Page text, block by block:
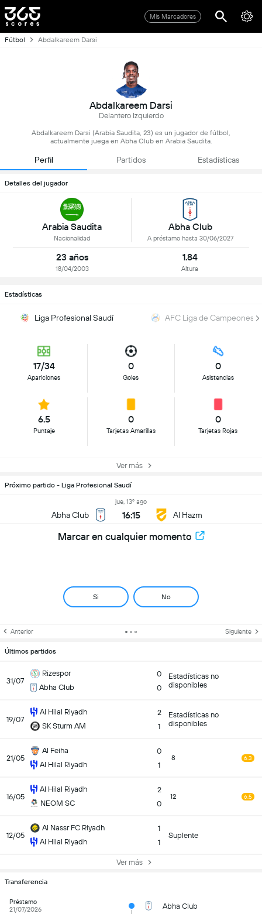
Mis Marcadores
Fútbol Abdalkareem Darsi
Abdalkareem Darsi
Delantero Izquierdo
Abdalkareem Darsi (Arabia Saudita, 23) es un jugador de fútbol,
actualmente juega en Abha Club en Arabia Saudita.
Perfil Partidos Estadísticas
Detalles del jugador
Arabia Saudita
Nacionalidad
Abha Club
A préstamo hasta 30/06/2027
23 años
18/04/2003
1.84
Altura
Estadísticas
Liga Profesional Saudí AFC Liga de Campeones
17/34
Apariciones
0
Goles
0
Asistencias
6.5
Puntaje
0
Tarjetas Amarillas
0
Tarjetas Rojas
Ver más
Próximo partido - Liga Profesional Saudí
Abha Club
jue, 13º ago
16:15 Al Hazm
Marcar en cualquier momento
Si No
Anterior Siguiente
Últimos partidos
31/07
Rizespor
Abha Club
0
0
Estadísticas no
disponibles
19/07
Al Hilal Riyadh
SK Sturm AM
2
1
Estadísticas no
disponibles
21/05
Al Feiha
Al Hilal Riyadh
0
1
8 6.3
16/05
Al Hilal Riyadh
NEOM SC
2
0
12 6.5
12/05
Al Nassr FC Riyadh
Al Hilal Riyadh
1
1
Suplente
Ver más
Transferencia
Préstamo
21/07/2026
Abha Club